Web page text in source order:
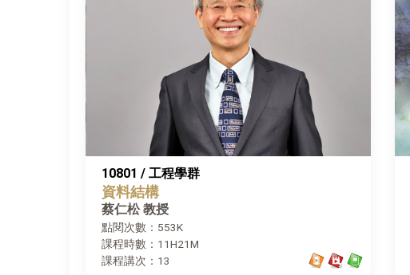
10801 / 工程學群
資料結構
蔡仁松 教授
點閱次數：553K
課程時數：11H21M
課程講次：13